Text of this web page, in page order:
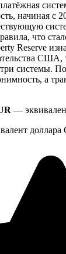
начиная с
что
Reserve
США,
системы.
а
—